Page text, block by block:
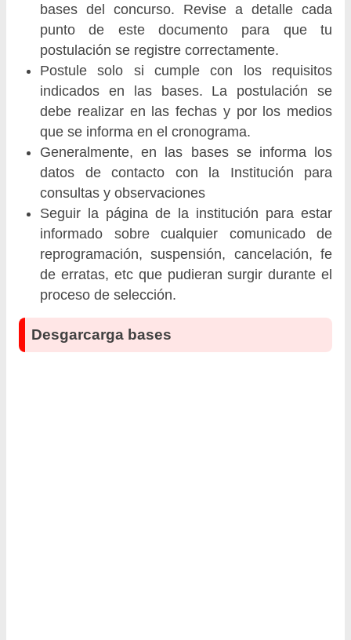
bases del concurso. Revise a detalle cada
punto de este documento para que tu
postulación se registre correctamente.
Postule solo si cumple con los requisitos
indicados en las bases. La postulación se
debe realizar en las fechas y por los medios
que se informa en el cronograma.
Generalmente, en las bases se informa los
datos de contacto con la Institución para
consultas y observaciones
Seguir la página de la institución para estar
informado sobre cualquier comunicado de
reprogramación, suspensión, cancelación, fe
de erratas, etc que pudieran surgir durante el
proceso de selección.
Desgarcarga bases